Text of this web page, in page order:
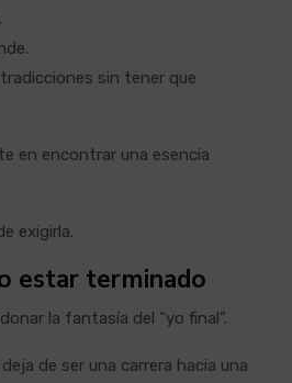
sin tener que
en encontrar una esencia
exigirla.
estar terminado
la fantasía del “yo final”.
de ser una carrera hacia una